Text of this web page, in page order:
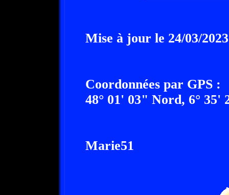
Mise à jour le 24/03/2023
Coordonnées par GPS :
48° 01' 03" Nord, 6° 35'
Marie51